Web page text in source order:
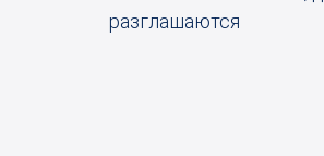
разглашаются